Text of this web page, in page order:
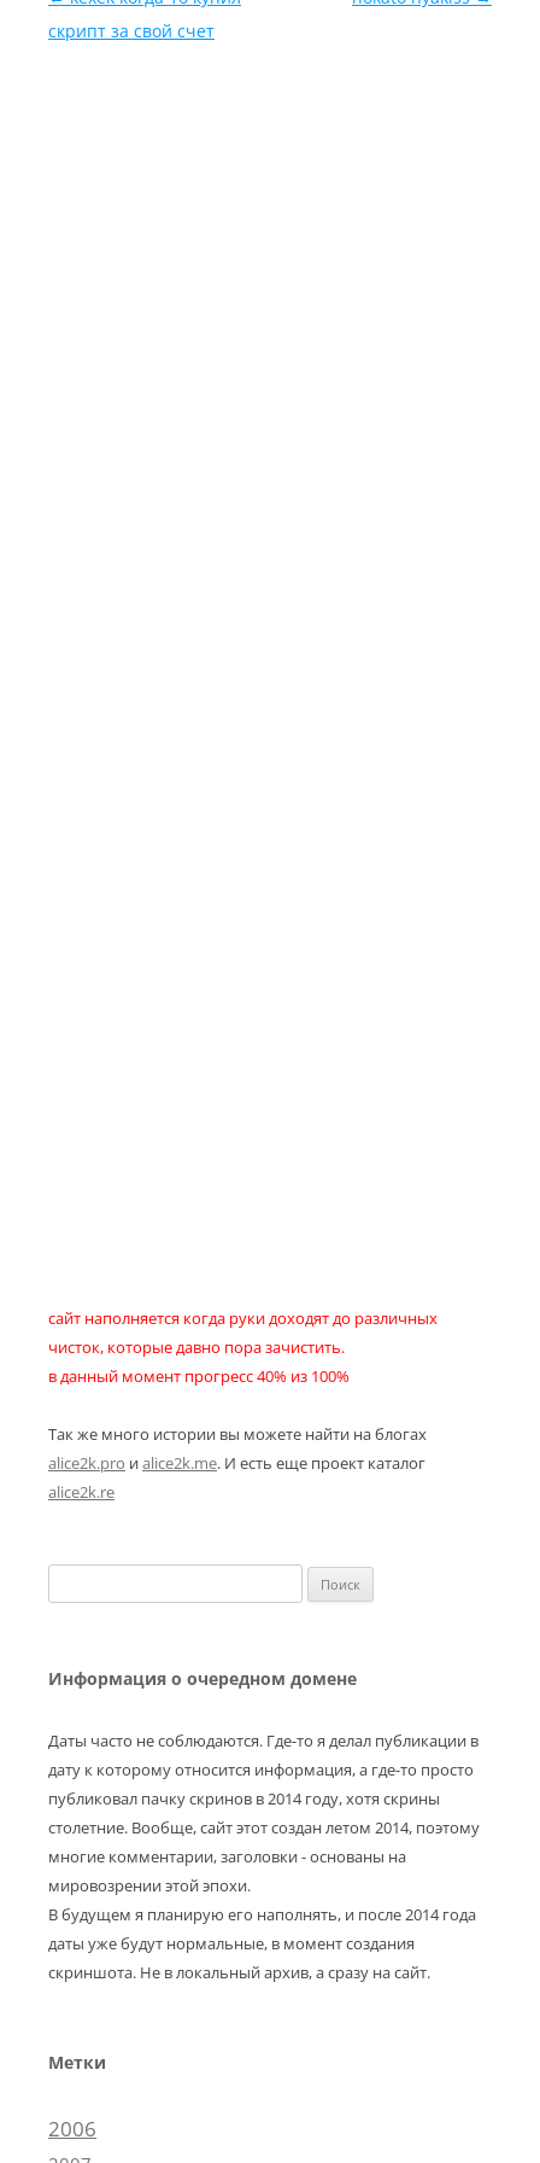
скрипт за свой счет
сайт наполняется когда руки доходят до различных
чисток, которые давно пора зачистить.
в данный момент прогресс 40% из 100%
Так же много истории вы можете найти на блогах
alice2k.pro иalice2k.me. И есть еще проект каталог
alice2k.re
Информация о очередном домене
Даты часто не соблюдаются. Где-то я делал публикации в
дату к которому относится информация, а где-то просто
публиковал пачку скринов в 2014 году, хотя скрины
столетние. Вообще, сайт этот создан летом 2014, поэтому
многие комментарии, заголовки - основаны на
мировозрении этой эпохи.
В будущем я планирую его наполнять, и после 2014 года
даты уже будут нормальные, в момент создания
скриншота. Не в локальный архив, а сразу на сайт.
Метки
2006